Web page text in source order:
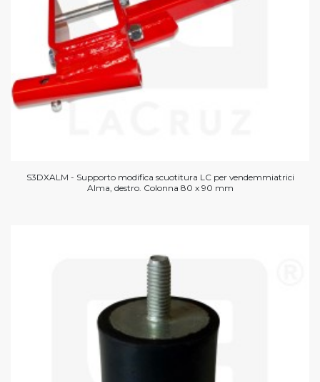
S3DXALM - Supporto modifica scuotitura LC per vendemmiatrici
Alma, destro. Colonna 80 x 90 mm